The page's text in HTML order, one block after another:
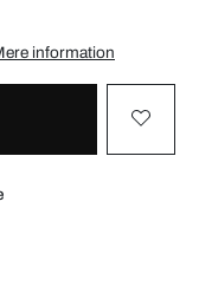
information